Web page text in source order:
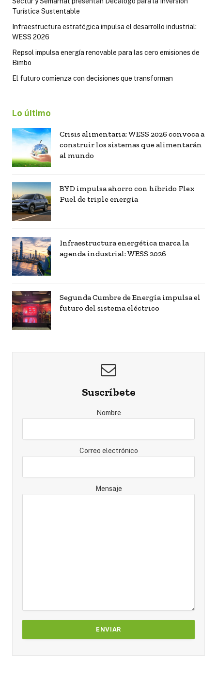
Turística Sustentable
Infraestructura estratégica impulsa el desarrollo industrial:
WESS 2026
Repsol impulsa energía renovable para las cero emisiones de
Bimbo
El futuro comienza con decisiones que transforman
Lo último
Crisis alimentaria: WESS 2026 convoca a
construir los sistemas que alimentarán
al mundo
BYD impulsa ahorro con híbrido Flex
Fuel de triple energía
Infraestructura energética marca la
agenda industrial: WESS 2026
Segunda Cumbre de Energía impulsa el
futuro del sistema eléctrico
Suscríbete
Nombre
Correo electrónico
Mensaje